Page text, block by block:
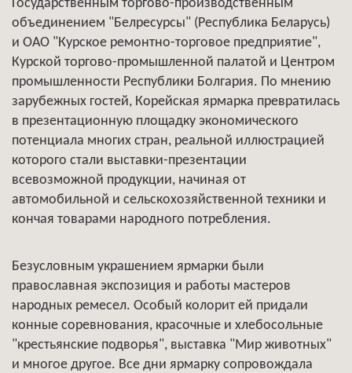
Государственным торгово-производственным
объединением "Белресурсы" (Республика Беларусь)
и ОАО "Курское ремонтно-торговое предприятие",
Курской торгово-промышленной палатой и Центром
промышленности Республики Болгария. По мнению
зарубежных гостей, Корейская ярмарка превратилась
в презентационную площадку экономического
потенциала многих стран, реальной иллюстрацией
которого стали выставки-презентации
всевозможной продукции, начиная от
автомобильной и сельскохозяйственной техники и
кончая товарами народного потребления.
Безусловным украшением ярмарки были
православная экспозиция и работы мастеров
народных ремесел. Особый колорит ей придали
конные соревнования, красочные и хлебосольные
"крестьянские подворья", выставка "Мир животных"
и многое другое. Все дни ярмарку сопровождала